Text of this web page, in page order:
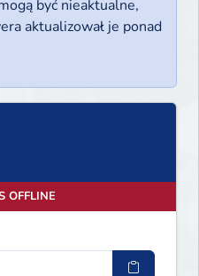
być nieaktualne,
aktualizował je ponad
OFFLINE